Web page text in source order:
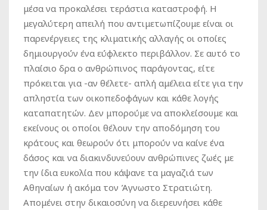
μέσα να προκαλέσει τεράστια καταστροφή. Η
μεγαλύτερη απειλή που αντιμετωπίζουμε είναι οι
παρενέργειες της κλιματικής αλλαγής οι οποίες
δημιουργούν ένα εύφλεκτο περιβάλλον. Σε αυτό το
πλαίσιο δρα ο ανθρώπινος παράγοντας, είτε
πρόκειται για -αν θέλετε- απλή αμέλεια είτε για την
απληστία των οικοπεδοφάγων και κάθε λογής
καταπατητών. Δεν μπορούμε να αποκλείσουμε και
εκείνους οι οποίοι θέλουν την αποδόμηση του
κράτους και θεωρούν ότι μπορούν να καίνε ένα
δάσος και να διακινδυνεύουν ανθρώπινες ζωές με
την ίδια ευκολία που κάψανε τα μαγαζιά των
Αθηναίων ή ακόμα τον Άγνωστο Στρατιώτη.
Απομένει στην δικαιοσύνη να διερευνήσει κάθε